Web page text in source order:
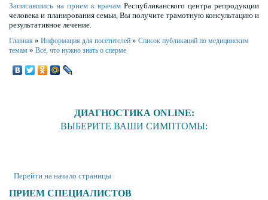
Записавшись на прием к врачам Республиканского центра репродукции
человека и планирования семьи, Вы получите грамотную консультацию и
результативное лечение.
Главная » Информация для посетителей » Список публикаций по медицинским
темам » Всё, что нужно знать о сперме
ДИАГНОСТИКА ONLINE:
ВЫБЕРИТЕ ВАШИ СИМПТОМЫ:
Перейти на начало страницы
ПРИЕМ СПЕЦИАЛИСТОВ